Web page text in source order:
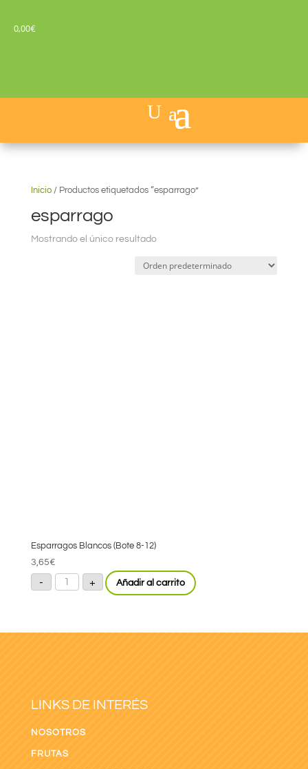
0,00€
Inicio/ Productos etiquetados “esparrago”
esparrago
Mostrando el único resultado
Esparragos Blancos (Bote 8-12)
3,65€
-
Esparragos
Blancos
+ Añadir al carrito
LINKS DE INTERÉS
NOSOTROS
FRUTAS